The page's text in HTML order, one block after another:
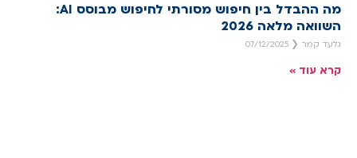
מה ההבדל בין חיפוש מסורתי לחיפוש מבוסס AI:
השוואה מלאה 2026
גלעד קמר
קרא עוד »